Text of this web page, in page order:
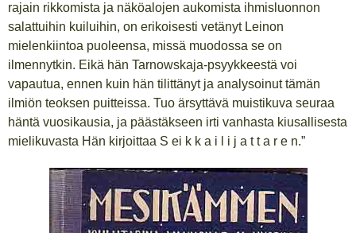
rajain rikkomista ja näköalojen aukomista ihmisluonnon
salattuihin kuiluihin, on erikoisesti vetänyt Leinon
mielenkiintoa puoleensa, missä muodossa se on
ilmennytkin. Eikä hän Tarnowskaja-psyykkeestä voi
vapautua, ennen kuin hän tilittänyt ja analysoinut tämän
ilmiön teoksen puitteissa. Tuo ärsyttävä muistikuva seuraa
häntä vuosikausia, ja päästäkseen irti vanhasta kiusallisesta
mielikuvasta Hän kirjoittaa S ei k k a i l i j a t t a r e n.”